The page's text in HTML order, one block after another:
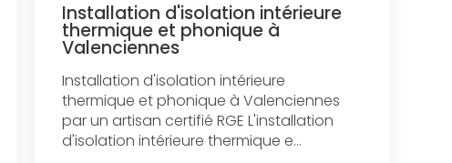
Installation d'isolation intérieure
thermique et phonique à
Valenciennes
Installation d'isolation intérieure
thermique et phonique à Valenciennes
par un artisan certifié RGE L'installation
d'isolation intérieure thermique e...